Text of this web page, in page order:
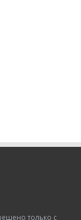
только с